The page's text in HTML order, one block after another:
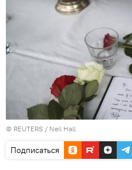
© REUTERS / Neil Hall
Подписаться